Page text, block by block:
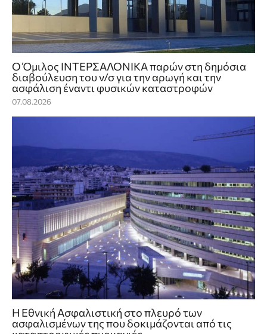
Ο Όμιλος ΙΝΤΕΡΣΑΛΟΝΙΚΑ παρών στη δημόσια
διαβούλευση του ν/σ για την αρωγή και την
ασφάλιση έναντι φυσικών καταστροφών
07.08.2026
Η Εθνική Ασφαλιστική στο πλευρό των
ασφαλισμένων της που δοκιμάζονται από τις